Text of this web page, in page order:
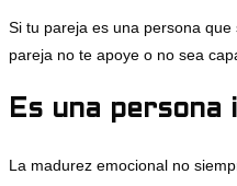
Si tu pareja es una persona
pareja no te apoye o no sea
Es una persona
La madurez emocional no